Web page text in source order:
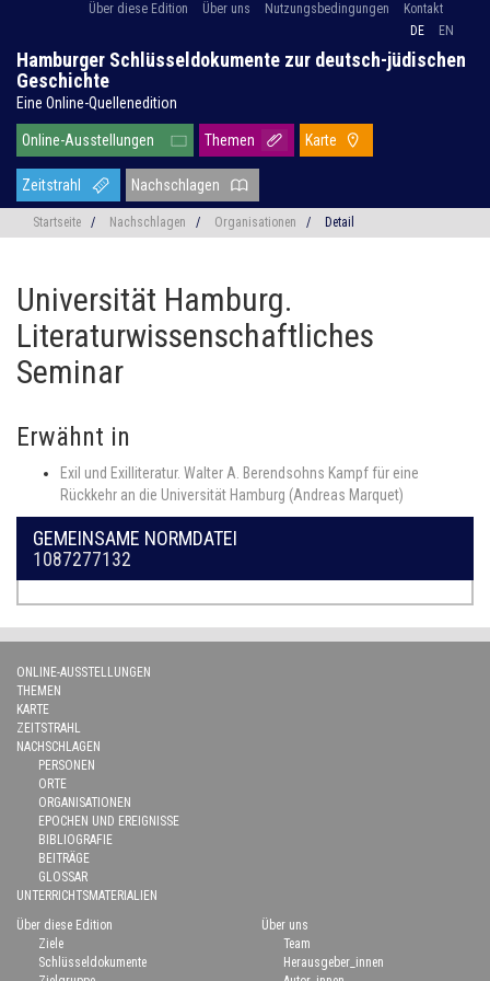
Über diese Edition Über uns Nutzungsbedingungen
Kontakt
DE
EN
Hamburger Schlüsseldokumente zur deutsch-jüdischen
Geschichte
Eine Online-Quellenedition
Online-Ausstellungen Themen Karte
Zeitstrahl Nachschlagen
Startseite / Nachschlagen / Organisationen / Detail
Universität Hamburg.
Literaturwissenschaftliches
Seminar
Erwähnt in
Exil und Exilliteratur. Walter A. Berendsohns Kampf für eine
Rückkehr an die Universität Hamburg (Andreas Marquet)
GEMEINSAME NORMDATEI
1087277132
ONLINE-AUSSTELLUNGEN
THEMEN
KARTE
ZEITSTRAHL
NACHSCHLAGEN
PERSONEN
ORTE
ORGANISATIONEN
EPOCHEN UND EREIGNISSE
BIBLIOGRAFIE
BEITRÄGE
GLOSSAR
UNTERRICHTSMATERIALIEN
Über diese Edition
Ziele
Schlüsseldokumente
Über uns
Team
Herausgeber_innen